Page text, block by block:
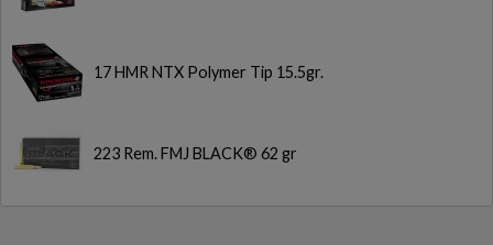
17 HMR NTX Polymer Tip 15.5gr.
223 Rem. FMJ BLACK® 62 gr